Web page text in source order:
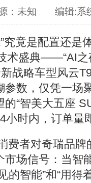
：未知 编辑:系
究竟是配置还是
术盛典——“AI之
战略车型风云
参数，仅凭一场
“智美大五座
时内，订单量
费者对奇瑞品牌
市场信号：当智
的智能”和“用得